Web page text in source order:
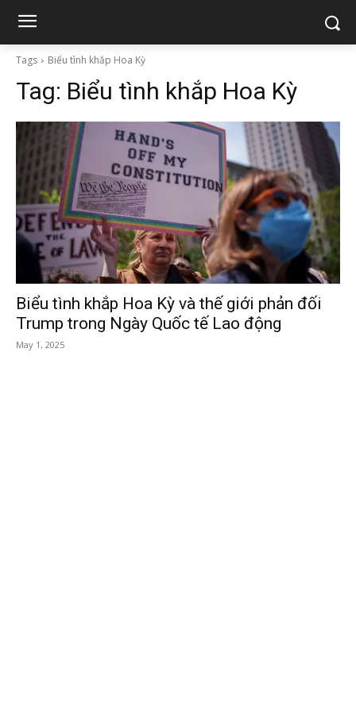
Tags Biểu tình khắp Hoa Kỳ
Tag: Biểu tình khắp Hoa Kỳ
Biểu tình khắp Hoa Kỳ và thế giới phản đối
Trump trong Ngày Quốc tế Lao động
May 1, 2025